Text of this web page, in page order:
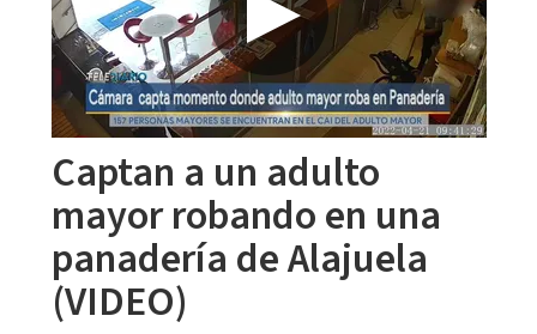
Captan a un adulto
mayor robando en una
panadería de Alajuela
(VIDEO)